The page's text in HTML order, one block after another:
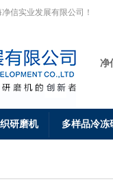
信实业发展有限公司！
净
研磨机 多样品冷冻